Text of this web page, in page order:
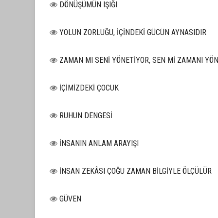
DÖNÜŞÜMÜN IŞIĞI
YOLUN ZORLUĞU, İÇİNDEKİ GÜCÜN AYNASIDIR
ZAMAN MI SENİ YÖNETİYOR, SEN Mİ ZAMANI
İÇİMİZDEKİ ÇOCUK
RUHUN DENGESİ
İNSANIN ANLAM ARAYIŞI
İNSAN ZEKÂSI ÇOĞU ZAMAN BİLGİYLE ÖLÇÜLÜR
GÜVEN